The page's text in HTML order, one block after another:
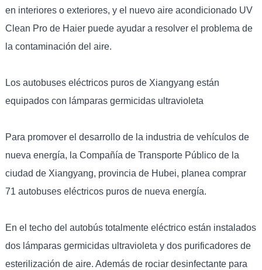
en interiores o exteriores, y el nuevo aire acondicionado UV
Clean Pro de Haier puede ayudar a resolver el problema de
la contaminación del aire.
Los autobuses eléctricos puros de Xiangyang están
equipados con lámparas germicidas ultravioleta
Para promover el desarrollo de la industria de vehículos de
nueva energía, la Compañía de Transporte Público de la
ciudad de Xiangyang, provincia de Hubei, planea comprar
71 autobuses eléctricos puros de nueva energía.
En el techo del autobús totalmente eléctrico están instalados
dos lámparas germicidas ultravioleta y dos purificadores de
esterilización de aire. Además de rociar desinfectante para